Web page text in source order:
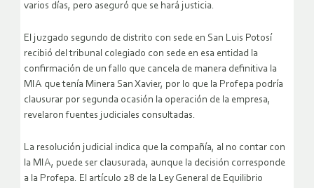
varios días, pero aseguró que se hará justicia.
El juzgado segundo de distrito con sede en San Luis Potosí
recibió del tribunal colegiado con sede en esa entidad la
confirmación de un fallo que cancela de manera definitiva la
MIA que tenía Minera San Xavier, por lo que la Profepa podría
clausurar por segunda ocasión la operación de la empresa,
revelaron fuentes judiciales consultadas.
La resolución judicial indica que la compañía, al no contar con
la MIA, puede ser clausurada, aunque la decisión corresponde
a la Profepa. El artículo 28 de la Ley General de Equilibrio